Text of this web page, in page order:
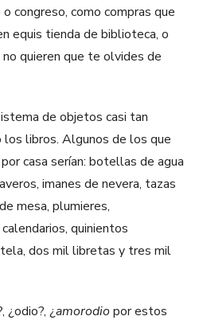
congreso, como compras que
equis tienda de biblioteca, o
quieren que te olvides de
de objetos casi tan
libros. Algunos de los que
casa serían: botellas de agua
imanes de nevera, tazas
mesa, plumieres,
quinientos
dos mil libretas y tres mil
¿odio?, ¿amorodiopor estos